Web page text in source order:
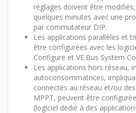
réglages doivent être
quelques minutes avec une
par commutateur DIP.
Les applications parallèles et
être configurées avec les
Configure et VE.Bus System
Les applications hors réseau,
autoconsommatrices,
connectés au réseau et/ou
MPPT, peuvent être
(logiciel dédié à des